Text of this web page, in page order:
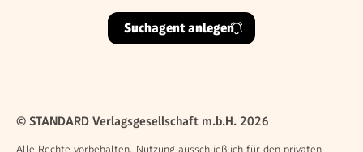
Suchagent anlegen
© STANDARD Verlagsgesellschaft m.b.H. 2026
Alle Rechte vorbehalten. Nutzung ausschließlich für den privaten